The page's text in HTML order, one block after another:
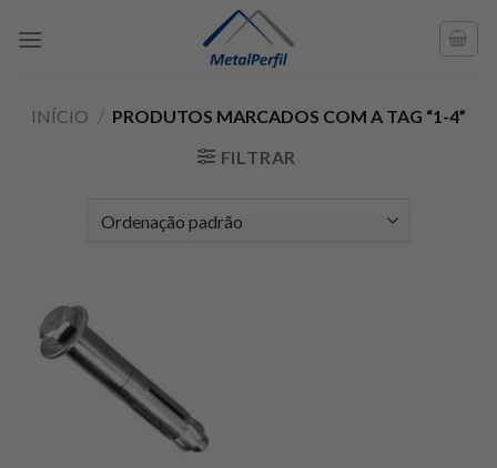
INÍCIO / PRODUTOS MARCADOS COM A TAG “1-4”
FILTRAR